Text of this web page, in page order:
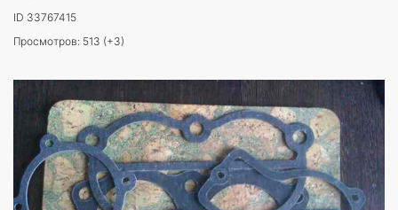
ID 33767415
Просмотров: 513 (+3)